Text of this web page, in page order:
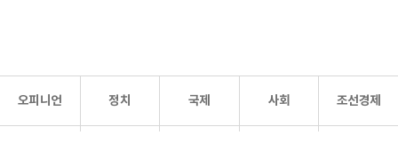
오피니언 정치 국제 사회 조선경제